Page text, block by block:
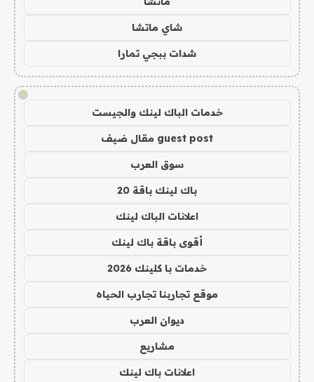
شاي ماتشا
شدات ببجي تمارا
!
خدمات الباك لينك والجيست
guest post مقال ضيف
سوق العرب
باك لينك باقة 20
اعلانات الباك لينك
أقوى باقة باك لينك
خدمات با كلينك 2026
موقع تجاربنا تجارب الحياه
ديوان العرب
مشاريع
اعلانات باك لينك